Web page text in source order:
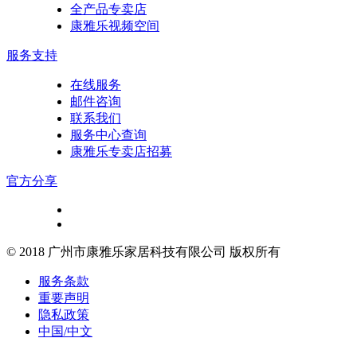
全产品专卖店
康雅乐视频空间
服务支持
在线服务
邮件咨询
联系我们
服务中心查询
康雅乐专卖店招募
官方分享
© 2018 广州市康雅乐家居科技有限公司 版权所有
服务条款
重要声明
隐私政策
中国/中文